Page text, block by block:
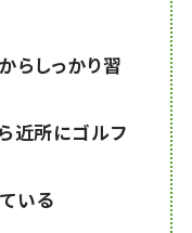
らしっかり習
近所にゴルフ
いる